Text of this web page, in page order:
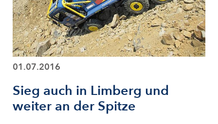
01.07.2016
Sieg auch in Limberg und
weiter an der Spitze